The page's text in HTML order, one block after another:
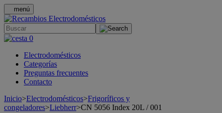
menú
0
Electrodomésticos
Categorías
Preguntas frecuentes
Contacto
Inicio>Electrodomésticos>Frigoríficos y
congeladores>Liebherr>CN 5056 Index 20L / 001